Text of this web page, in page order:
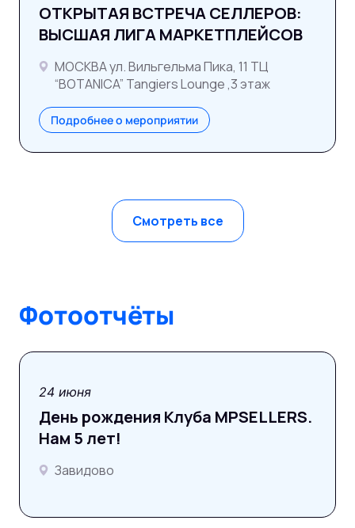
ОТКРЫТАЯ ВСТРЕЧА СЕЛЛЕРОВ:
ВЫСШАЯ ЛИГА МАРКЕТПЛЕЙСОВ
МОСКВА ул. Вильгельма Пика, 11 ТЦ
“BOTANICA” Tangiers Lounge ,3 этаж
Подробнее о мероприятии
Смотреть все
Фотоотчёты
фотоотчёт
24 июня
День рождения Клуба MPSELLERS.
Нам 5 лет!
Завидово